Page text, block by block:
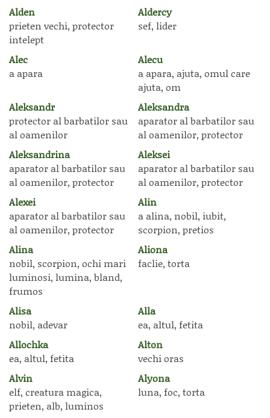
Alden
prieten vechi, protector
intelept
Aldercy
sef, lider
Alec
a apara
Alecu
a apara, ajuta, omul care
ajuta, om
Aleksandr
protector al barbatilor sau
al oamenilor
Aleksandra
aparator al barbatilor sau
al oamenilor, protector
Aleksandrina
aparator al barbatilor sau
al oamenilor, protector
Aleksei
aparator al barbatilor sau
al oamenilor, protector
Alexei
aparator al barbatilor sau
al oamenilor, protector
Alin
a alina, nobil, iubit,
scorpion, pretios
Alina
nobil, scorpion, ochi mari
luminosi, lumina, bland,
frumos
Aliona
faclie, torta
Alisa
nobil, adevar
Alla
ea, altul, fetita
Allochka
ea, altul, fetita
Alton
vechi oras
Alvin
elf, creatura magica,
prieten, alb, luminos
Alyona
luna, foc, torta